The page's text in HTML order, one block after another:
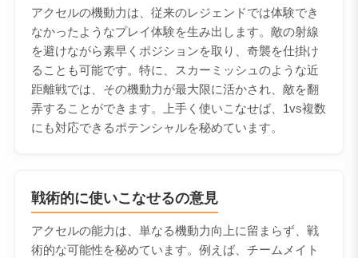
アクセルの機動力は、従来のレジェンドでは体験でき
なかったようなプレイ体験を生み出します。敵の射線
を避けながら素早くポジションを取り、奇襲を仕掛け
ることも可能です。特に、スカーミッシュのような近
距離戦では、その機動力が最大限に活かされ、敵を翻
弄することができます。上手く使いこなせば、1vs複数
にも対応できるポテンシャルを秘めています。
戦術的に使いこなせるの意見
アクセルの能力は、単なる機動力向上に留まらず、戦
術的な可能性を秘めています。例えば、チームメイト